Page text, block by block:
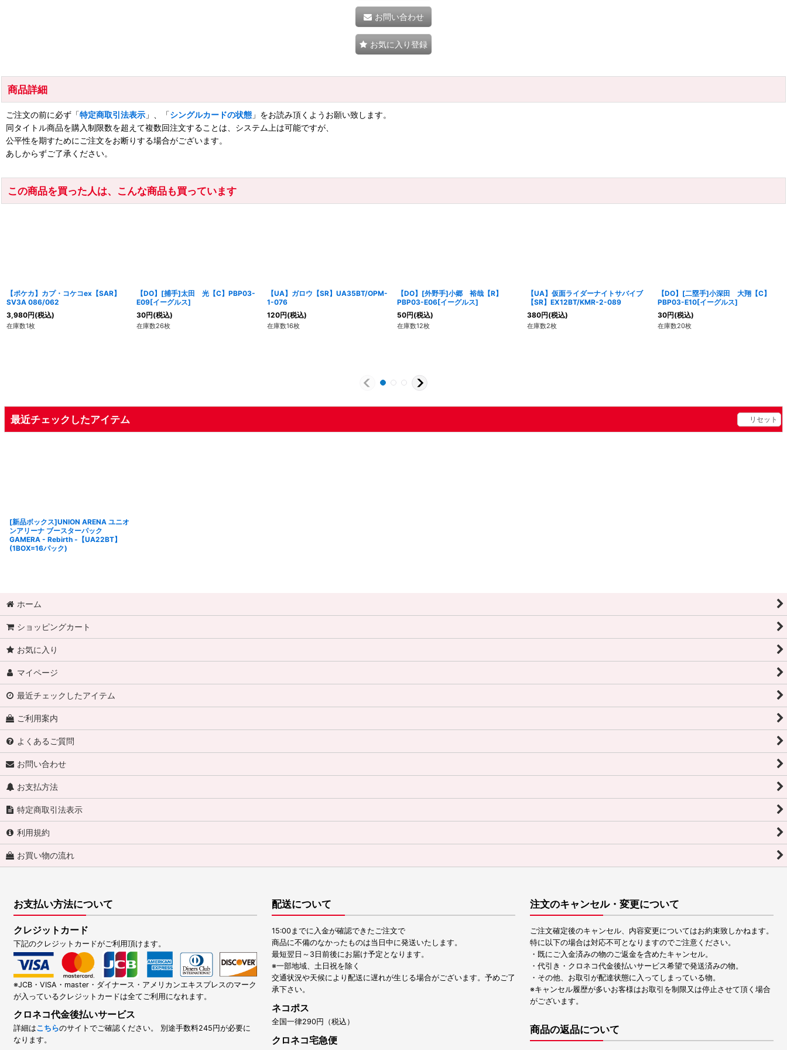
お問い合わせ
お気に入り登録
商品詳細
ご注文の前に必ず「特定商取引法表示 」、「シングルカードの状態 」をお読み頂くようお願い致します。
同タイトル商品を購入制限数を超えて複数回注文することは、システム上は可能ですが、
公平性を期すためにご注文をお断りする場合がございます。
あしからずご了承ください。
この商品を買った人は、こんな商品も買っています
【ポケカ】カプ・コケコex【SAR】
SV3A 086/062
3,980円(税込)
在庫数1枚
【DO】[捕手]太田 光【C】PBP03-
E09[イーグルス]
30円(税込)
在庫数26枚
【UA】ガロウ【SR】UA35BT/OPM-
1-076
120円(税込)
在庫数16枚
【DO】[外野手]小郷 裕哉【R】
PBP03-E06[イーグルス]
50円(税込)
在庫数12枚
【UA】仮面ライダーナイトサバイブ
【SR】EX12BT/KMR-2-089
380円(税込)
在庫数2枚
【DO】[二塁手]小深田 大翔【C】
PBP03-E10[イーグルス]
30円(税込)
在庫数20枚
最近チェックしたアイテム リセット
[新品ボックス]UNION ARENA ユニオ
ンアリーナ ブースターパック
GAMERA - Rebirth -【UA22BT】
(1BOX=16パック)
ホーム
ショッピングカート
お気に入り
マイページ
最近チェックしたアイテム
ご利用案内
よくあるご質問
お問い合わせ
お支払方法
特定商取引法表示
利用規約
お買い物の流れ
お支払い方法について
クレジットカード
下記のクレジットカードがご利用頂けます。
※JCB・VISA・master・ダイナース・アメリカンエキスプレスのマーク
が入っているクレジットカードは全てご利用になれます。
クロネコ代金後払いサービス
詳細はこちらのサイトでご確認ください。 別途手数料245円が必要に
なります。
配送について
15:00までに入金が確認できたご注文で
商品に不備のなかったものは当日中に発送いたします。
最短翌日～3日前後にお届け予定となります。
※一部地域、土日祝を除く
交通状況や天候により配送に遅れが生じる場合がございます。予めご了
承下さい。
ネコポス
全国一律290円（税込）
クロネコ宅急便
注文のキャンセル・変更について
ご注文確定後のキャンセル、内容変更についてはお約束致しかねます。
特に以下の場合は対応不可となりますのでご注意ください。
・既にご入金済みの物のご返金を含めたキャンセル。
・代引き・クロネコ代金後払いサービス希望で発送済みの物。
・その他、お取引が配達状態に入ってしまっている物。
※キャンセル履歴が多いお客様はお取引を制限又は停止させて頂く場合
がございます。
商品の返品について